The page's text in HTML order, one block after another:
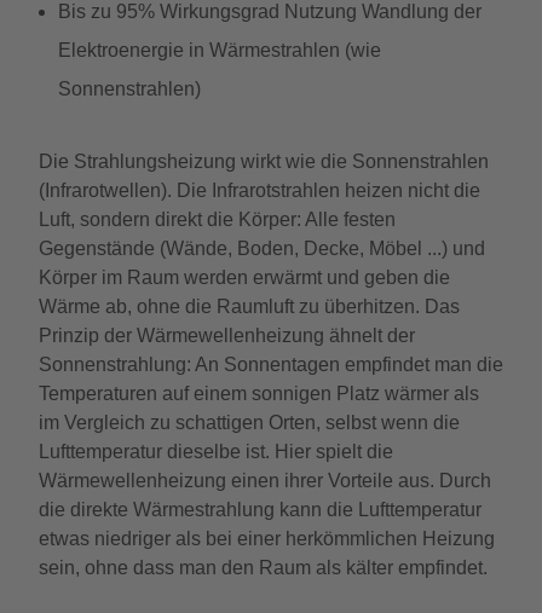
Bis zu 95% Wirkungsgrad Nutzung Wandlung der
Elektroenergie in Wärmestrahlen (wie
Sonnenstrahlen)
Die Strahlungsheizung wirkt wie die Sonnenstrahlen
(Infrarotwellen). Die Infrarotstrahlen heizen nicht die
Luft, sondern direkt die Körper: Alle festen
Gegenstände (Wände, Boden, Decke, Möbel ...) und
Körper im Raum werden erwärmt und geben die
Wärme ab, ohne die Raumluft zu überhitzen. Das
Prinzip der Wärmewellenheizung ähnelt der
Sonnenstrahlung: An Sonnentagen empfindet man die
Temperaturen auf einem sonnigen Platz wärmer als
im Vergleich zu schattigen Orten, selbst wenn die
Lufttemperatur dieselbe ist. Hier spielt die
Wärmewellenheizung einen ihrer Vorteile aus. Durch
die direkte Wärmestrahlung kann die Lufttemperatur
etwas niedriger als bei einer herkömmlichen Heizung
sein, ohne dass man den Raum als kälter empfindet.